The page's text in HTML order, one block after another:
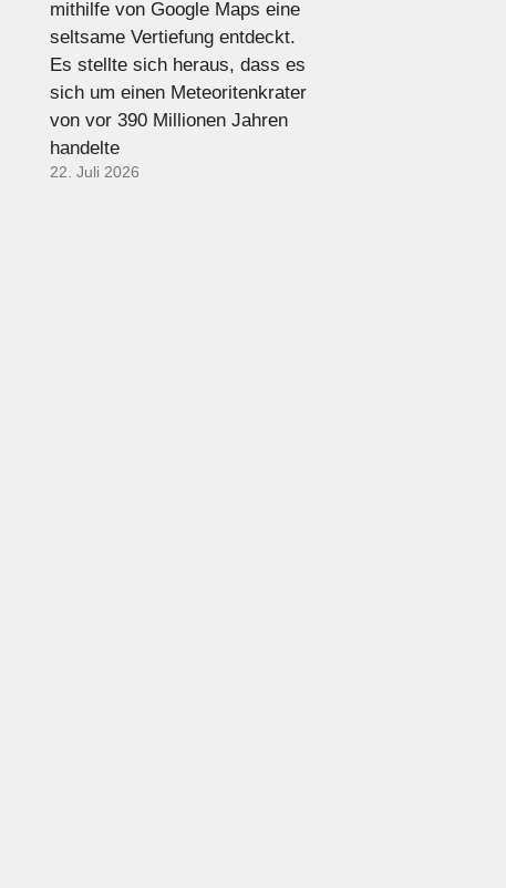
mithilfe von Google Maps eine
seltsame Vertiefung entdeckt.
Es stellte sich heraus, dass es
sich um einen Meteoritenkrater
von vor 390 Millionen Jahren
handelte
22. Juli 2026